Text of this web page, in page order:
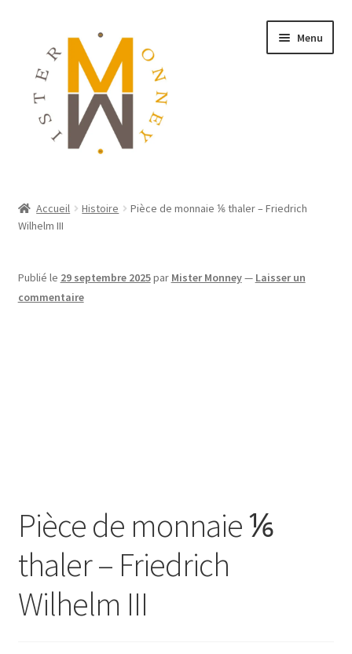
Menu
MONNAIES
BIJOUX
Accueil Histoire
Pièce de monnaie ⅙ thaler – Friedrich
Wilhelm III
Publié le 29 septembre 2025par Mister Monney— Laisser un
commentaire
Pièce de monnaie ⅙
thaler – Friedrich
Wilhelm III